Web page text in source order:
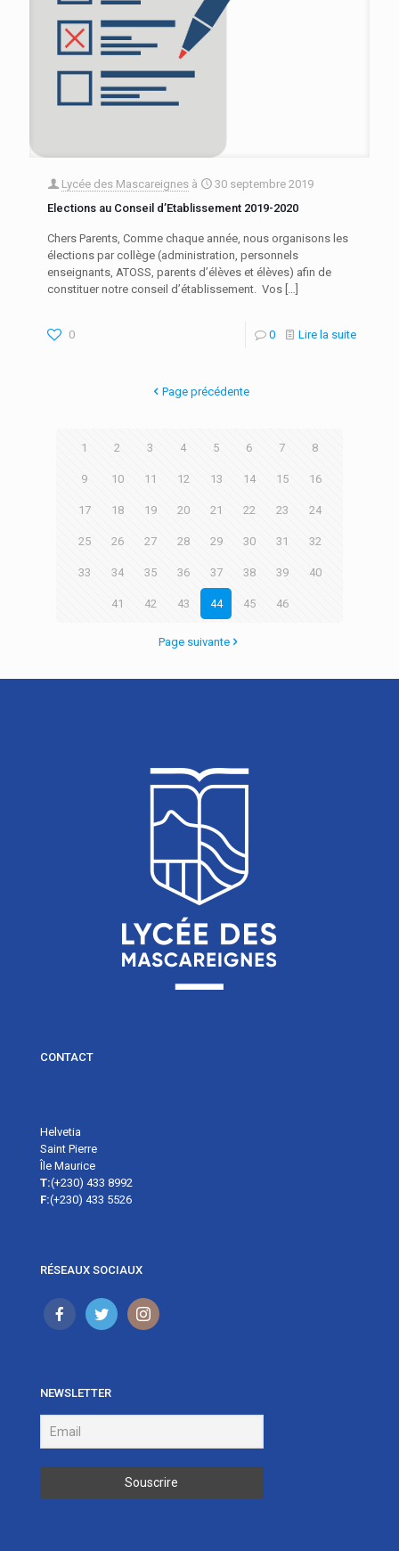
Lycée des Mascareignes à
30 septembre 2019
Elections au Conseil d’Etablissement 2019-2020
Chers Parents, Comme chaque année, nous organisons les
élections par collège (administration, personnels
enseignants, ATOSS, parents d’élèves et élèves) afin de
constituer notre conseil d’établissement. Vos
0 0 Lire la suite
Page précédente
1 2 3 4 5 6 7 8
9 10 11 12 13 14 15 16
17 18 19 20 21 22 23 24
25 26 27 28 29 30 31 32
33 34 35 36 37 38 39 40
41 42 43 44 45 46
Page suivante
CONTACT
Helvetia
Saint Pierre
Île Maurice
T:(+230) 433 8992
F:(+230) 433 5526
RÉSEAUX SOCIAUX
NEWSLETTER